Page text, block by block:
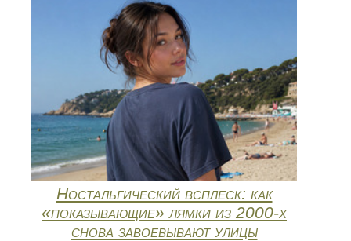
Ностальгический всплеск: как
«показывающие» лямки из 2000‑х
снова завоевывают улицы